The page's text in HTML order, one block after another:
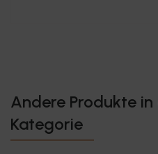
Andere Produkte
Kategorie